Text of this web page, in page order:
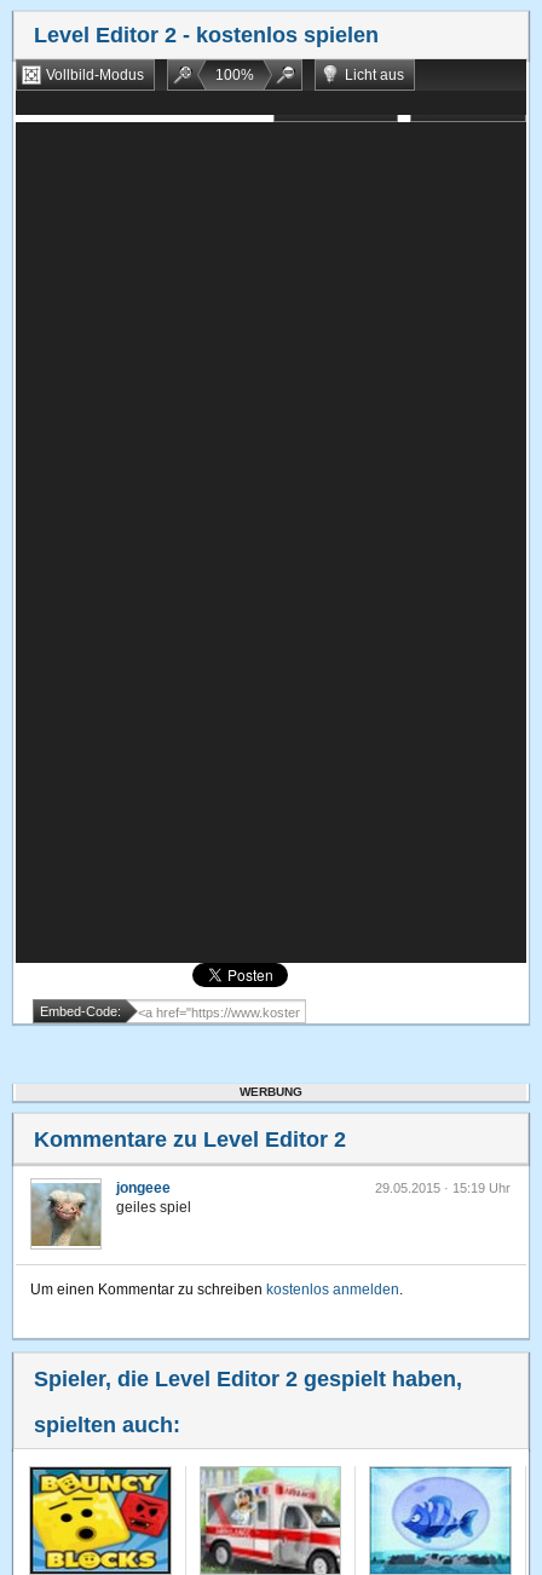
Level Editor 2 - kostenlos spielen
Vollbild-Modus 100%
Licht aus
Embed-Code:
WERBUNG
Kommentare zu Level Editor 2
jongeee 29.05.2015 · 15:19 Uhr
geiles spiel
Um einen Kommentar zu schreiben kostenlos anmelden.
Spieler, die Level Editor 2 gespielt haben,
spielten auch: